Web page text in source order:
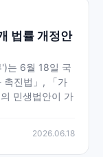
법률 개정안
는 6월 18일 국
촉진법」, 「가
민생법안이 가
2026.06.18